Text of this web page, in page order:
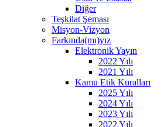
Diğer
Teşkilat Şeması
Misyon-Vizyon
Farkında(mı)yız
Elektronik Yayın
2022 Yılı
2021 Yılı
Kamu Etik Kuralları
2025 Yılı
2024 Yılı
2023 Yılı
2022 Yılı